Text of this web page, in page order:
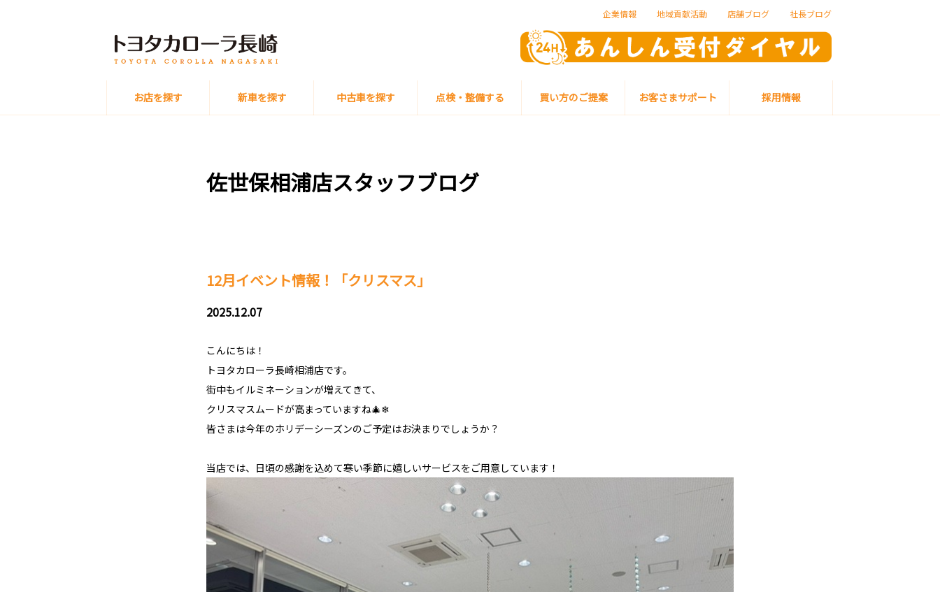
お店を探す 新車を探す 中古車を探す 点検・整備する 買い方のご提案 お客さまサポート 採用情報
企業情報 地域貢献活動 店舗ブログ 社長ブログ
佐世保相浦店スタッフブログ
12月イベント情報！「クリスマス」
2025.12.07
こんにちは！
トヨタカローラ長崎相浦店です。
街中もイルミネーションが増えてきて、
クリスマスムードが高まっていますね🎄❄
皆さまは今年のホリデーシーズンのご予定はお決まりでしょうか？
当店では、日頃の感謝を込めて寒い季節に嬉しいサービスをご用意しています！